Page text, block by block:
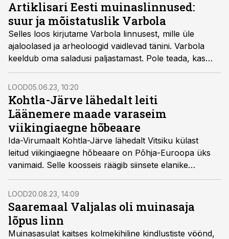
Artiklisari Eesti muinaslinnused:
suur ja mõistatuslik Varbola
Selles loos kirjutame Varbola linnusest, mille üle
ajaloolased ja arheoloogid vaidlevad tänini. Varbola
keeldub oma saladusi paljastamast. Pole teada, kas
tegemist oli muinasaegse kaubanduskeskuse, taanlaste
tugipunkti või koguni eesti soost kristliku valitseja
residentsiga.
LOOD05.06.23, 10:20
Kohtla-Järve lähedalt leiti
Läänemere maade varaseim
viikingiaegne hõbeaare
Ida-Virumaalt Kohtla-Järve lähedalt Vitsiku külast
leitud viikingiaegne hõbeaare on Põhja-Euroopa üks
vanimaid. Selle koosseis räägib siinsete elanike
kontaktidest nii ida- kui ka läänepoolsete aladega.
LOOD20.08.23, 14:09
Saaremaal Valjalas oli muinasaja
lõpus linn
Muinasasulat kaitses kolmekihiline kindlustiste vöönd,